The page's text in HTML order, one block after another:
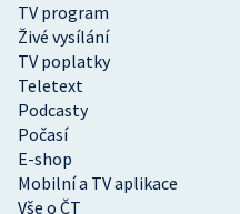
TV program
Živé vysílání
TV poplatky
Teletext
Podcasty
Počasí
E-shop
Mobilní a TV aplikace
Vše o ČT